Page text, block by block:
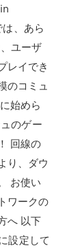
、あら
ユーザ
レイでき
のコミュ
始めら
のゲー
回線の
り、ダウ
お使い
ワークの
へ 以下
設定して